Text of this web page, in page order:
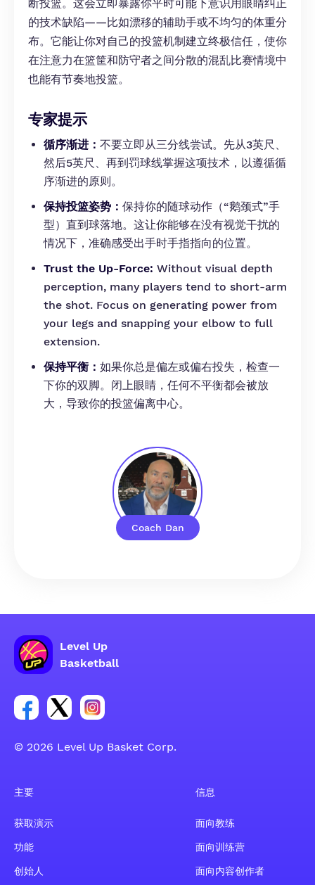
Coach Dan
断投篮。这会立即暴露你平时可能下意识用眼睛纠正
的技术缺陷——比如漂移的辅助手或不均匀的体重分
布。它能让你对自己的投篮机制建立终极信任，使你
在注意力在篮筐和防守者之间分散的混乱比赛情境中
也能有节奏地投篮。
专家提示
循序渐进： 不要立即从三分线尝试。先从3英尺、
然后5英尺、再到罚球线掌握这项技术，以遵循循
序渐进的原则。
保持投篮姿势： 保持你的随球动作（“鹅颈式”手
型）直到球落地。这让你能够在没有视觉干扰的
情况下，准确感受出手时手指指向的位置。
Trust the Up-Force: Without visual depth
perception, many players tend to short-arm
the shot. Focus on generating power from
your legs and snapping your elbow to full
extension.
保持平衡： 如果你总是偏左或偏右投失，检查一
下你的双脚。闭上眼睛，任何不平衡都会被放
大，导致你的投篮偏离中心。
Level Up
Basketball
Facebook 账户社交群组链接
Tweeter 账户社交群组链接
Instagram 账户社交群组链接
© 2026 Level Up Basket Corp.
主要
获取演示
功能
创始人
信息
面向教练
面向训练营
面向内容创作者